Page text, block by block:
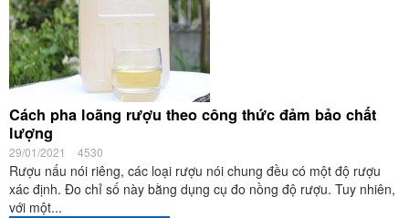
Cách pha loãng rượu theo công thức đảm bảo chất
lượng
29/01/2021 4530
Rượu nấu nói riêng, các loại rượu nói chung đều có một độ rượu
xác định. Đo chỉ số này bằng dụng cụ đo nồng độ rượu. Tuy nhiên,
với một...